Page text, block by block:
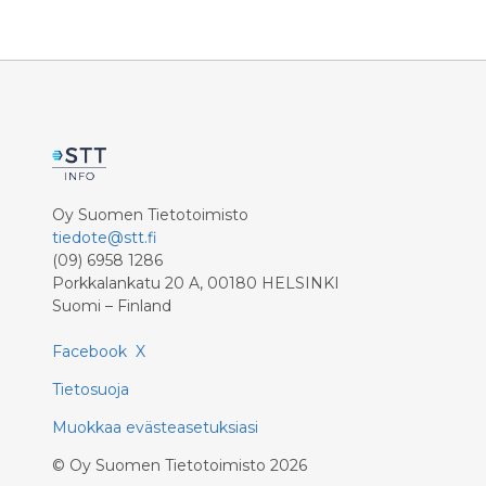
company’s vision is to become one of
Oy Suomen Tietotoimisto
tiedote@stt.fi
(09) 6958 1286
Porkkalankatu 20 A, 00180 HELSINKI
Suomi – Finland
Facebook X
Tietosuoja
Muokkaa evästeasetuksiasi
© Oy Suomen Tietotoimisto 2026